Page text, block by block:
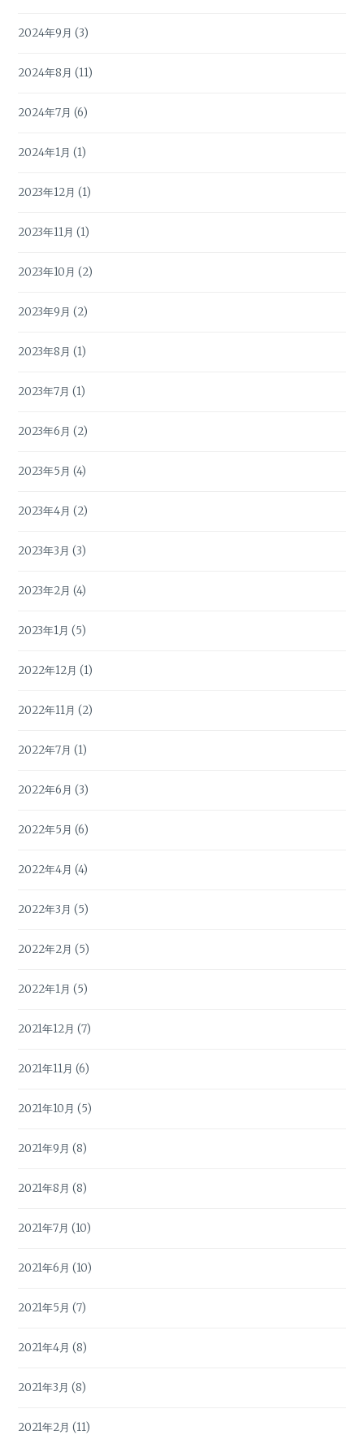
2024年9月 (3)
2024年8月 (11)
2024年7月 (6)
2024年1月 (1)
2023年12月 (1)
2023年11月 (1)
2023年10月 (2)
2023年9月 (2)
2023年8月 (1)
2023年7月 (1)
2023年6月 (2)
2023年5月 (4)
2023年4月 (2)
2023年3月 (3)
2023年2月 (4)
2023年1月 (5)
2022年12月 (1)
2022年11月 (2)
2022年7月 (1)
2022年6月 (3)
2022年5月 (6)
2022年4月 (4)
2022年3月 (5)
2022年2月 (5)
2022年1月 (5)
2021年12月 (7)
2021年11月 (6)
2021年10月 (5)
2021年9月 (8)
2021年8月 (8)
2021年7月 (10)
2021年6月 (10)
2021年5月 (7)
2021年4月 (8)
2021年3月 (8)
2021年2月 (11)